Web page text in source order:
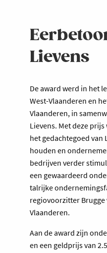
Lievens
De award werd in het
West-Vlaanderen en
Vlaanderen, in
Lievens. Met deze
het gedachtegoed van
houden en
bedrijven verder
een gewaardeerd
talrijke
regiovoorzitter Brugge
Vlaanderen.
Aan de award zijn
en een geldprijs van